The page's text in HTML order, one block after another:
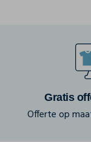
Gratis
Offerte op